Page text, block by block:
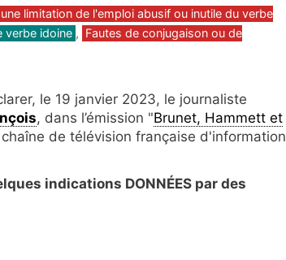
limitation de l'emploi abusif ou inutile du verbe
verbe idoine , Fautes de conjugaison ou de
le 19 janvier 2023, le journaliste
, dans l’émission "Brunet, Hammett et
de télévision française d'information
indications DONNÉES par des